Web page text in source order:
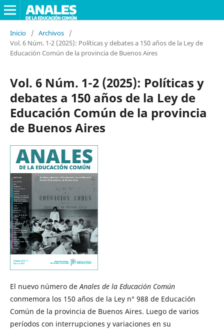
Inicio / Archivos
/
Vol. 6 Núm. 1-2 (2025): Políticas y debates a 150 años de la Ley de
Educación Común de la provincia de Buenos Aires
Vol. 6 Núm. 1-2 (2025): Políticas y
debates a 150 años de la Ley de
Educación Común de la provincia
de Buenos Aires
El nuevo número deAnales de la Educación Común
conmemora los 150 años de la Ley n° 988 de Educación
Común de la provincia de Buenos Aires. Luego de varios
períodos con interrupciones y variaciones en su